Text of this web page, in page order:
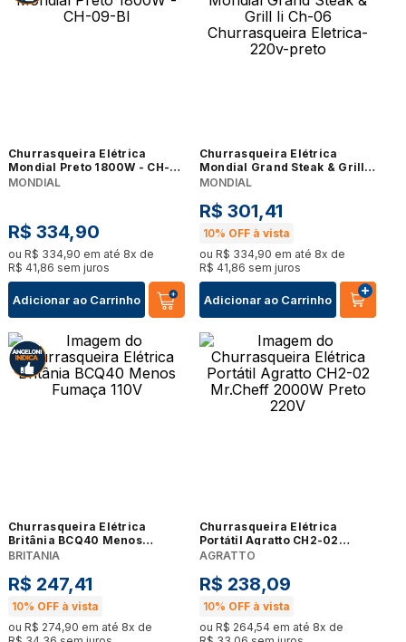
Churrasqueira Elétrica
Mondial Preto 1800W - CH-
09-BI
MONDIAL
R$ 334,90
ou R$ 334,90 em até 8x de
R$ 41,86 sem juros
Adicionar ao Carrinho
Churrasqueira Elétrica
Mondial Grand Steak & Grill Ii
Ch-06 Churrasqueira
MONDIAL
R$ 301,41
10% OFF à vista
ou R$ 334,90 em até 8x de
R$ 41,86 sem juros
Adicionar ao Carrinho
Churrasqueira Elétrica
Britânia BCQ40 Menos
Fumaça 110V
BRITANIA
R$ 247,41
10% OFF à vista
ou R$ 274,90 em até 8x de
Churrasqueira Elétrica
Portátil Agratto CH2-02
Mr.Cheff 2000W Preto 220V
AGRATTO
R$ 238,09
10% OFF à vista
ou R$ 264,54 em até 8x de